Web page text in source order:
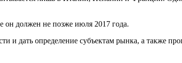
он должен не позже июля 2017 года.
и дать определение субъектам рынка, а также